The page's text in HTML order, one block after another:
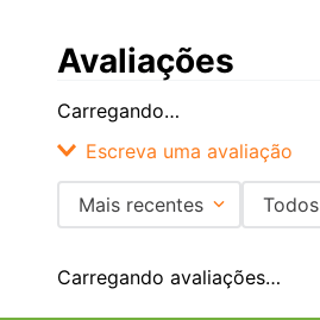
Avaliações
Carregando…
Escreva uma avaliação
Título
Mais recentes Todos
Carregando avaliações…